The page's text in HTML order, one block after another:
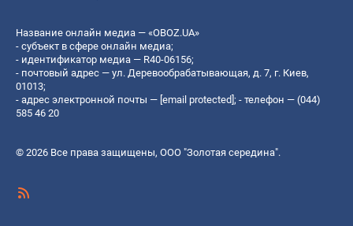
Название онлайн медиа — «OBOZ.UA»
- субъект в сфере онлайн медиа;
- идентификатор медиа — R40-06156;
- почтовый адрес — ул. Деревообрабатывающая, д. 7, г. Киев,
01013;
- адрес электронной почты — [email protected] ; - телефон — (044)
585 46 20
© 2026 Все права защищены, ООО "Золотая середина".